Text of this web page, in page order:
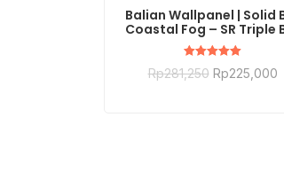
BELI SEKARANG
Balian Wallpanel | Solid
Coastal Fog – SR Triple
Dinilai
5.00
Rp281,250 Rp225,000